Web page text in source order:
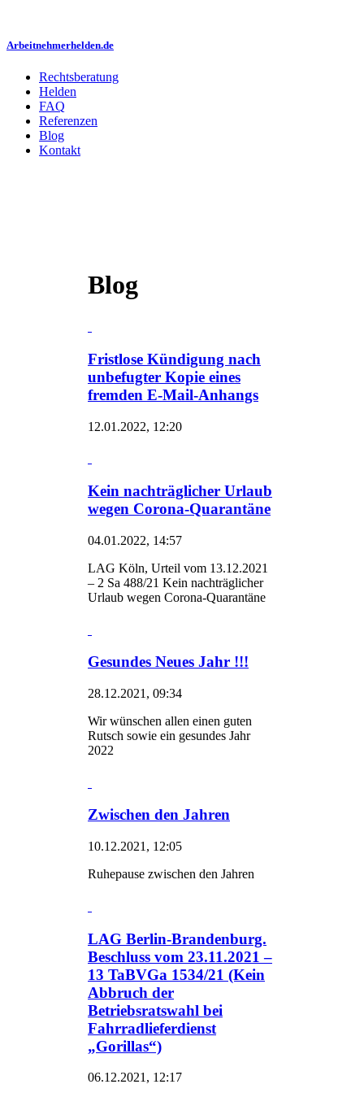
Arbeitnehmerhelden.de
Rechtsberatung
Helden
FAQ
Referenzen
Blog
Kontakt
Blog
Fristlose Kündigung nach
unbefugter Kopie eines
fremden E-Mail-Anhangs
12.01.2022, 12:20
Kein nachträglicher Urlaub
wegen Corona-Quarantäne
04.01.2022, 14:57
LAG Köln, Urteil vom 13.12.2021
– 2 Sa 488/21 Kein nachträglicher
Urlaub wegen Corona-Quarantäne
Gesundes Neues Jahr !!!
28.12.2021, 09:34
Wir wünschen allen einen guten
Rutsch sowie ein gesundes Jahr
2022
Zwischen den Jahren
10.12.2021, 12:05
Ruhepause zwischen den Jahren
LAG Berlin-Brandenburg.
Beschluss vom 23.11.2021 –
13 TaBVGa 1534/21 (Kein
Abbruch der
Betriebsratswahl bei
Fahrradlieferdienst
„Gorillas“)
06.12.2021, 12:17